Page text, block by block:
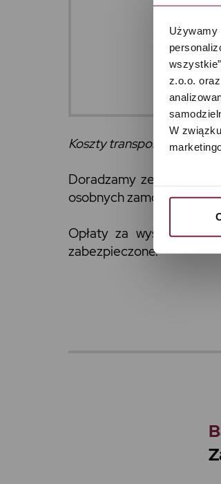
Używamy
z.o.o.
W
Koszty transportu poza
Doradzamy zebrać kilka
osobnych zamówień
Opłaty za wysyłkę
zabezpieczone.